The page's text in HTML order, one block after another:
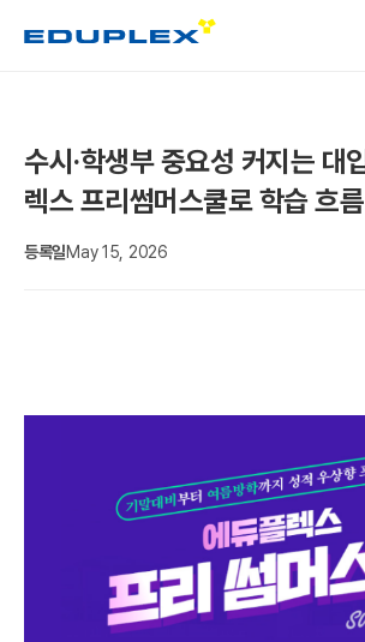
수시·학생부 중요성 커지는 대
렉스 프리썸머스쿨로 학습 흐
등록일May 15, 2026